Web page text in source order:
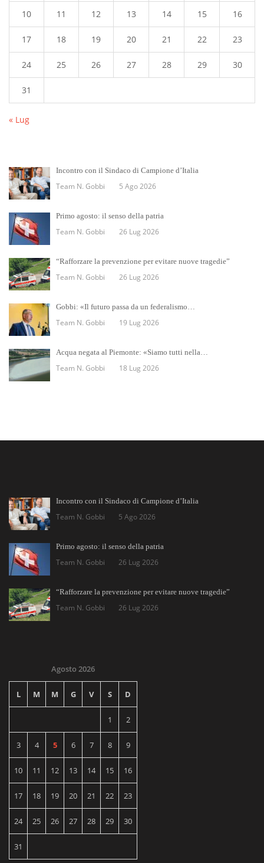
10 11 12 13 14 15 16
17 18 19 20 21 22 23
24 25 26 27 28 29 30
31
« Lug
Incontro con il Sindaco di Campione d’Italia
Team N. Gobbi 5 Ago 2026
Primo agosto: il senso della patria
Team N. Gobbi 26 Lug 2026
“Rafforzare la prevenzione per evitare nuove tragedie”
Team N. Gobbi 26 Lug 2026
Gobbi: «Il futuro passa da un federalismo…
Team N. Gobbi 19 Lug 2026
Acqua negata al Piemonte: «Siamo tutti nella…
Team N. Gobbi 18 Lug 2026
Incontro con il Sindaco di Campione d’Italia
Team N. Gobbi 5 Ago 2026
Primo agosto: il senso della patria
Team N. Gobbi 26 Lug 2026
“Rafforzare la prevenzione per evitare nuove tragedie”
Team N. Gobbi 26 Lug 2026
Agosto 2026
L M M G V S D
1 2
3 4 5 6 7 8 9
10 11 12 13 14 15 16
17 18 19 20 21 22 23
24 25 26 27 28 29 30
31